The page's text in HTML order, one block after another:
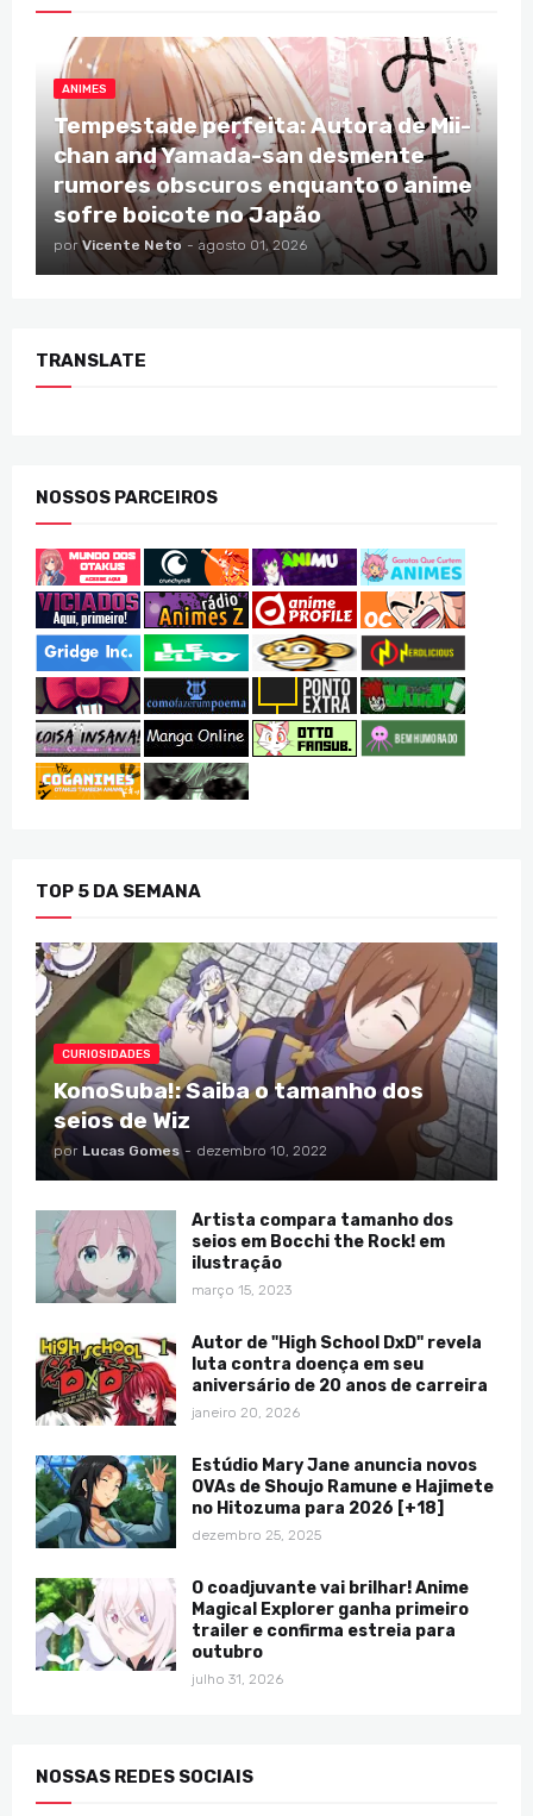
ANIMES
Tempestade perfeita: Autora de Mii-
chan and Yamada-san desmente
rumores obscuros enquanto o anime
sofre boicote no Japão
por Vicente Neto - agosto 01, 2026
TRANSLATE
NOSSOS PARCEIROS
TOP 5 DA SEMANA
CURIOSIDADES
KonoSuba!: Saiba o tamanho dos
seios de Wiz
por Lucas Gomes - dezembro 10, 2022
Artista compara tamanho dos
seios em Bocchi the Rock! em
ilustração
março 15, 2023
Autor de "High School DxD" revela
luta contra doença em seu
aniversário de 20 anos de carreira
janeiro 20, 2026
Estúdio Mary Jane anuncia novos
OVAs de Shoujo Ramune e Hajimete
no Hitozuma para 2026 [+18]
dezembro 25, 2025
O coadjuvante vai brilhar! Anime
Magical Explorer ganha primeiro
trailer e confirma estreia para
outubro
julho 31, 2026
NOSSAS REDES SOCIAIS